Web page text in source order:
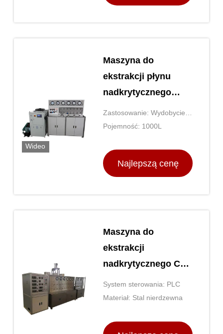
Wideo
Maszyna do
ekstrakcji płynu
nadkrytycznego
1000L Laboratorium
Maszyna do
nadkrytycznego CO2
Zastosowanie: Wydobycie
ropy naftowejPojemność: 1000L
Najlepszą cenę
Maszyna do
ekstrakcji
nadkrytycznego CO2
ze stali nierdzewnej
220 V sterowanie
System sterowania: PLC
Materiał: Stal nierdzewna